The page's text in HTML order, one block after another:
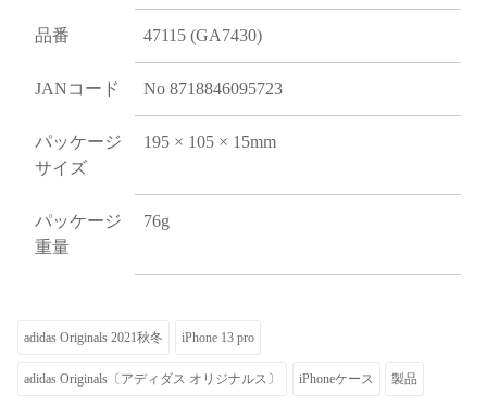
品番 47115 (GA7430)
JANコード No 8718846095723
パッケージ
サイズ
195 × 105 × 15mm
パッケージ
重量
76g
adidas Originals 2021秋冬 iPhone 13 pro
adidas Originals〔アディダス オリジナルス〕 iPhoneケース 製品